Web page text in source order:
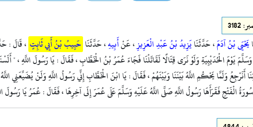
يَحْيَى بْنُ آدَمَ، حَدَّثَنَايَزِيدُ بْنُ عَبْدِ الْعَزِيزِ، عَنْأَبِيهِ، حَدَّثَنَا حَبِيبُ بْنُ أَبِي ثَابِتٍ ، قَالَ :
يَوْمَ الْحُدَيْبِيَةِ وَلَوْ نَرَى قِتَالًا لَقَاتَلْنَا فَجَاءَ عُمَرُ بْنُ الْخَطَّابِ ، فَقَالَ : يَا رَسُولَ اللَّهِ ، "
أَنَرْجِعُ وَلَمَّا يَحْكُمِ اللَّهُ بَيْنَنَا وَبَيْنَهُمْ ، فَقَالَ : يَا ابْنَ الْخَطَّابِ إِنِّي رَسُولُ اللَّهِ وَلَنْ يُضَيِّعَنِي
الْفَتْحِ فَقَرَأَهَا رَسُولُ اللَّهِ صَلَّى اللَّهُ عَلَيْهِ وَسَلَّمَ عَلَى عُمَرَ إِلَى آخِرِهَا ، فَقَالَ : عُمَرُ يَا رَسُولَ